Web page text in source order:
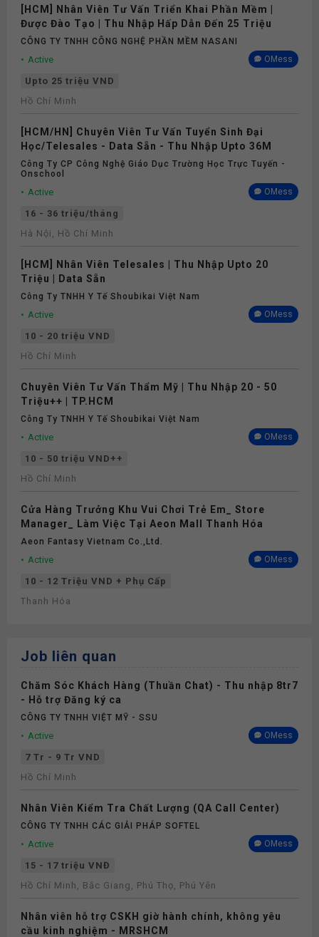
[HCM] Nhân Viên Tư Vấn Triển Khai Phần Mềm |
Được Đào Tạo | Thu Nhập Hấp Dẫn Đến 25 Triệu
CÔNG TY TNHH CÔNG NGHỆ PHẦN MỀM NASANI
Active OMess
Upto 25 triệu VND
Hồ Chí Minh
[HCM/HN] Chuyên Viên Tư Vấn Tuyển Sinh Đại
Học/Telesales - Data Sẵn - Thu Nhập Upto 36M
Công Ty CP Công Nghệ Giáo Dục Trường Học Trực Tuyến -
Onschool
Active OMess
16 - 36 triệu/tháng
Hà Nội, Hồ Chí Minh
[HCM] Nhân Viên Telesales | Thu Nhập Upto 20
Triệu | Data Sẵn
Công Ty TNHH Y Tế Shoubikai Việt Nam
Active OMess
10 - 20 triệu VND
Hồ Chí Minh
Chuyên Viên Tư Vấn Thẩm Mỹ | Thu Nhập 20 - 50
Triệu++ | TP.HCM
Công Ty TNHH Y Tế Shoubikai Việt Nam
Active OMess
10 - 50 triệu VND++
Hồ Chí Minh
Cửa Hàng Trưởng Khu Vui Chơi Trẻ Em_ Store
Manager_ Làm Việc Tại Aeon Mall Thanh Hóa
Aeon Fantasy Vietnam Co.,ltd.
Active OMess
10 - 12 Triệu VND + Phụ Cấp
Thanh Hóa
Job liên quan
Chăm Sóc Khách Hàng (Thuần Chat) - Thu nhập 8tr7
- Hỗ trợ Đăng ký ca
CÔNG TY TNHH VIỆT MỸ - SSU
Active OMess
7 Tr - 9 Tr VND
Hồ Chí Minh
Nhân Viên Kiểm Tra Chất Lượng (QA Call Center)
CÔNG TY TNHH CÁC GIẢI PHÁP SOFTEL
Active OMess
15 - 17 triệu VNĐ
Hồ Chí Minh, Bắc Giang, Phú Thọ, Phú Yên
Nhân viên hỗ trợ CSKH giờ hành chính, không yêu
cầu kinh nghiệm - MRSHCM